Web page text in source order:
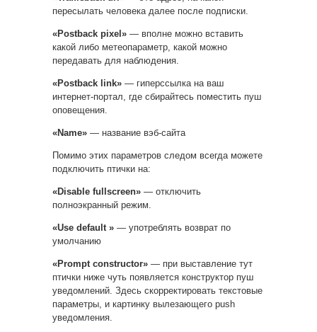
пересылать человека далее после подписки.
«Postback pixel» — вполне можно вставить
какой либо метеопараметр, какой можно
передавать для наблюдения.
«Postback link» — гиперссылка на ваш
интернет-портал, где сбирайтесь поместить пуш
оповещения.
«Name» — название вэб-сайта
Помимо этих параметров следом всегда можете
подключить птички на:
«Disable fullscreen» — отключить
полноэкранный режим.
«Use default » — употреблять возврат по
умолчанию
«Prompt constructor» — при выставление тут
птички ниже чуть появляется конструктор пуш
уведомлений. Здесь скорректировать текстовые
параметры, и картинку вылезающего push
уведомления.